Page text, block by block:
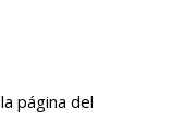
página del